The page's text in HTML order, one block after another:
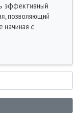
эффективный
позволяющий
начиная с